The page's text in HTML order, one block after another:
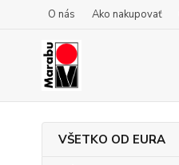
O nás Ako nakupovať
VŠETKO OD EURA